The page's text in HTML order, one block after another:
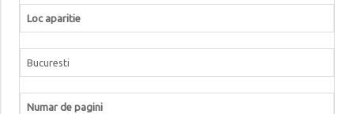
Loc aparitie
Bucuresti
Numar de pagini